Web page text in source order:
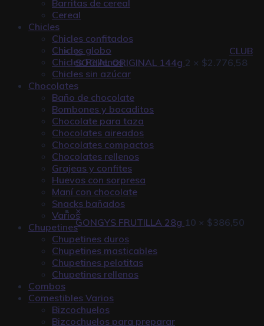
×
CLUB
SOCIAL ORIGINAL 144g 2 × $2.776,58
×
GONGYS FRUTILLA 28g 10 × $386,50
Barritas de cereal
Cereal
Chicles
Chicles confitados
Chicles globo
Chicles Rellenos
Chicles sin azúcar
Chocolates
Baño de chocolate
Bombones y bocaditos
Chocolate para taza
Chocolates aireados
Chocolates compactos
Chocolates rellenos
Grajeas y confites
Huevos con sorpresa
Maní con chocolate
Snacks bañados
Varios
Chupetines
Chupetines duros
Chupetines masticables
Chupetines pelotitas
Chupetines rellenos
Combos
Comestibles Varios
Bizcochuelos
Bizcochuelos para preparar